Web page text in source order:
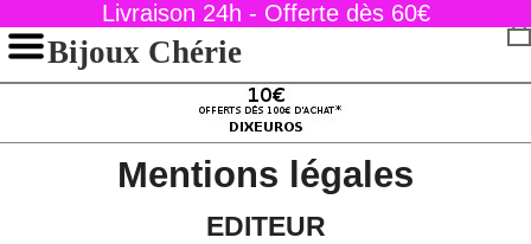
Bijoux Chérie
Livraison 24h - Offerte dès 60€
Mentions légales
EDITEUR